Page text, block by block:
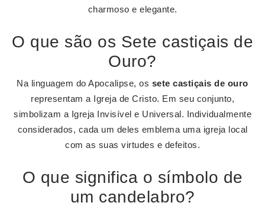
charmoso e elegante.
O que são os Sete castiçais de
Ouro?
Na linguagem do Apocalipse, os sete castiçais de ouro
representam a Igreja de Cristo. Em seu conjunto,
simbolizam a Igreja Invisível e Universal. Individualmente
considerados, cada um deles emblema uma igreja local
com as suas virtudes e defeitos.
O que significa o símbolo de
um candelabro?